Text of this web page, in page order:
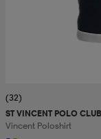
(32)
ST VINCENT POLO CLUB
Vincent Poloshirt